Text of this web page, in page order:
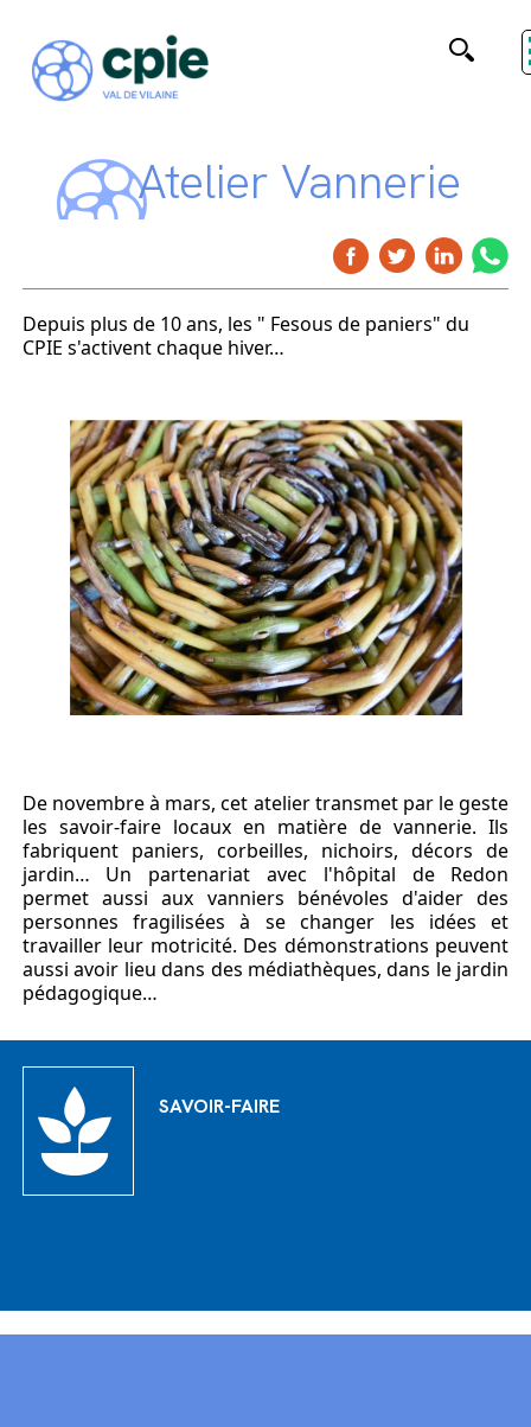
Atelier Vannerie
Depuis plus de 10 ans, les " Fesous de paniers" du
CPIE s'activent chaque hiver…
De novembre à mars, cet atelier transmet par le geste
les savoir-faire locaux en matière de vannerie. Ils
fabriquent paniers, corbeilles, nichoirs, décors de
jardin… Un partenariat avec l'hôpital de Redon
permet aussi aux vanniers bénévoles d'aider des
personnes fragilisées à se changer les idées et
travailler leur motricité. Des démonstrations peuvent
aussi avoir lieu dans des médiathèques, dans le jardin
pédagogique…
SAVOIR-FAIRE